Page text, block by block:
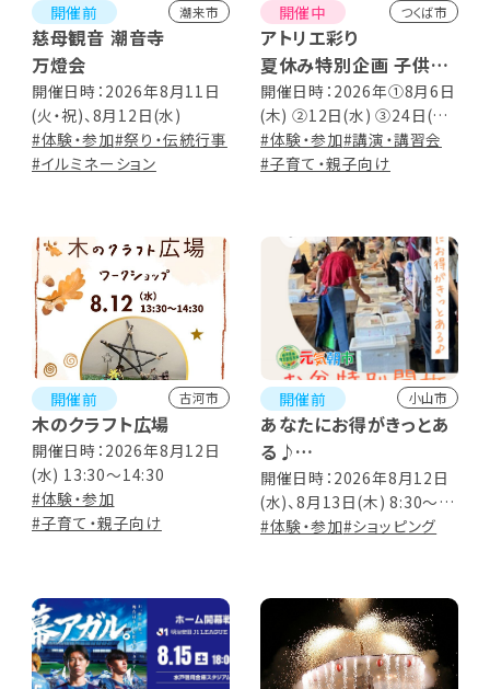
開催前 潮来市
慈母観音 潮音寺
万燈会
開催日時：2026年8月11日
(火・祝)、8月12日(水)
#体験・参加#祭り・伝統行事
#イルミネーション
開催中 つくば市
アトリエ彩り
夏休み特別企画 子供造
形教室
開催日時：2026年①8月6日
(木) ②12日(水) ③24日(月)
10:00～11:30 (③24日のみ
12:00まで) ※対面・オンライ
#体験・参加#講演・講習会
#子育て・親子向け
開催前 古河市
木のクラフト広場
開催日時：2026年8月12日
(水) 13:30～14:30
#体験・参加
#子育て・親子向け
開催前 小山市
あなたにお得がきっとあ
る♪
元気朝市「お盆特別開
放」
開催日時：2026年8月12日
(水)、8月13日(木) 8:30～
11:00 ※商品なくなり次第
#体験・参加#ショッピング